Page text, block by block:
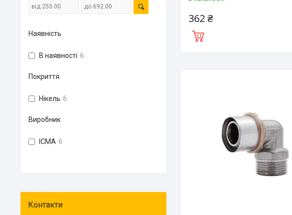
362 ₴
Наявність
В наявності 6
Покриття
Нікель 6
Виробник
ICMA 6